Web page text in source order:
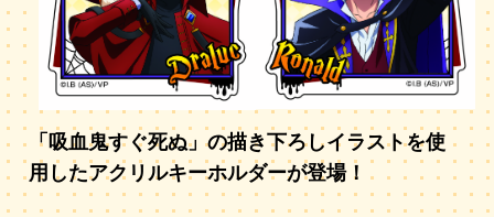
「吸血鬼すぐ死ぬ」の描き下ろしイラストを使
用したアクリルキーホルダーが登場！